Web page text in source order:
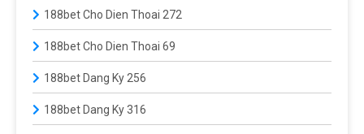
188bet Cho Dien Thoai 272
188bet Cho Dien Thoai 69
188bet Dang Ky 256
188bet Dang Ky 316